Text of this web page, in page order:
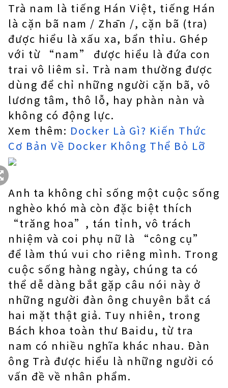
Trà nam là tiếng Hán Việt, tiếng Hán
là cặn bã nam / Zhān /, cặn bã (tra)
được hiểu là xấu xa, bẩn thỉu. Ghép
với từ “nam” được hiểu là đứa con
trai vô liêm sỉ. Trà nam thường được
dùng để chỉ những người cặn bã, vô
lương tâm, thô lỗ, hay phàn nàn và
không có động lực.
Xem thêm: Docker Là Gì? Kiến Thức
Cơ Bản Về Docker Không Thể Bỏ Lỡ
Anh ta không chỉ sống một cuộc sống
nghèo khó mà còn đặc biệt thích
“trăng hoa”, tán tỉnh, vô trách
nhiệm và coi phụ nữ là “công cụ”
để làm thú vui cho riêng mình. Trong
cuộc sống hàng ngày, chúng ta có
thể dễ dàng bắt gặp câu nói này ở
những người đàn ông chuyên bắt cá
hai mặt thật giả. Tuy nhiên, trong
Bách khoa toàn thư Baidu, từ tra
nam có nhiều nghĩa khác nhau. Đàn
ông Trà được hiểu là những người có
vấn đề về nhân phẩm.